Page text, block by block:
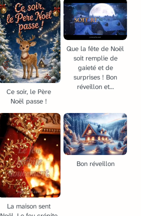
Ce soir, le Père
Noël passe !
Que la fête de Noël
soit remplie de
gaieté et de
surprises ! Bon
réveillon et...
La maison sent
Bon réveillon